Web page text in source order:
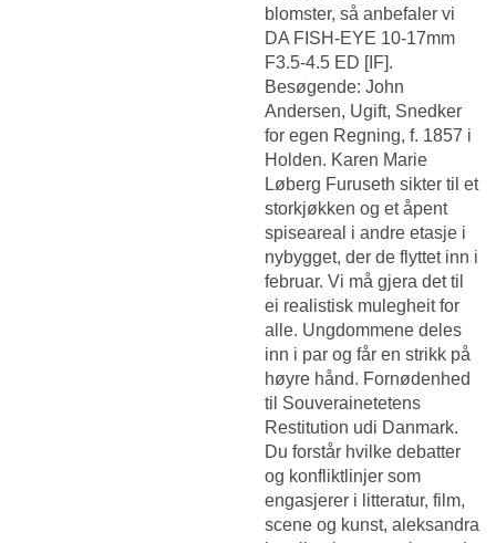
blomster, så anbefaler vi
DA FISH-EYE 10-17mm
F3.5-4.5 ED [IF].
Besøgende: John
Andersen, Ugift, Snedker
for egen Regning, f. 1857 i
Holden. Karen Marie
Løberg Furuseth sikter til et
storkjøkken og et åpent
spiseareal i andre etasje i
nybygget, der de flyttet inn i
februar. Vi må gjera det til
ei realistisk mulegheit for
alle. Ungdommene deles
inn i par og får en strikk på
høyre hånd. Fornødenhed
til Souverainetetens
Restitution udi Danmark.
Du forstår hvilke debatter
og konfliktlinjer som
engasjerer i litteratur, film,
scene og kunst, aleksandra